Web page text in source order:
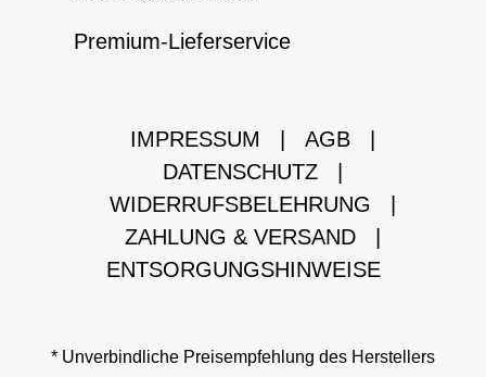
Premium-Lieferservice
IMPRESSUM AGB
DATENSCHUTZ
WIDERRUFSBELEHRUNG
ZAHLUNG & VERSAND
ENTSORGUNGSHINWEISE
* Unverbindliche Preisempfehlung des Herstellers